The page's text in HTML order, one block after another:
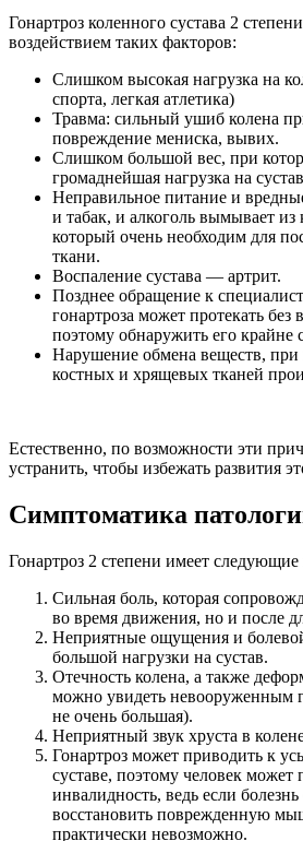
Гонартроз коленного сустава 2
воздействием таких факторов:
Слишком высокая нагрузка на
спорта, легкая атлетика)
Травма: сильный ушиб колена
повреждение мениска, вывих.
Слишком большой вес, при
громаднейшая нагрузка на
Неправильное питание и
и табак, и алкоголь вымывает из
который очень необходим для
ткани.
Воспаление сустава — артрит.
Позднее обращение к
гонартроза может протекать без
поэтому обнаружить его крайне
Нарушение обмена веществ, при
костных и хрящевых тканей
Естественно, по возможности эти
устранить, чтобы избежать развития
Симптоматика
Гонартроз 2 степени имеет следующие
Сильная боль, которая
во время движения, но и после
Неприятные ощущения и
большой нагрузки на сустав.
Отечность колена, а также
можно увидеть невооруженным
не очень большая).
Неприятный звук хруста в
Гонартроз может приводить к
суставе, поэтому человек может
инвалидность, ведь если
восстановить поврежденную
практически невозможно.